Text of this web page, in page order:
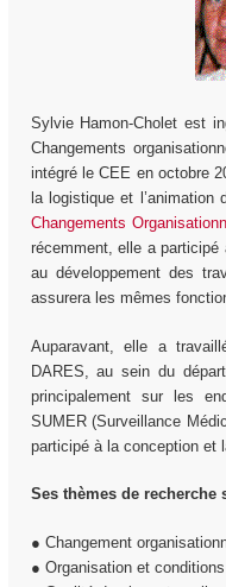
Sylvie Hamon-Cholet est
Changements
intégré le CEE en octobre
la logistique et l’animation
Changements
récemment, elle a
au développement des
assurera les mêmes
Auparavant, elle a
DARES, au sein du
principalement sur les
SUMER (Surveillance
participé à la conception et
Ses thèmes de recherche
● Changement
● Organisation et